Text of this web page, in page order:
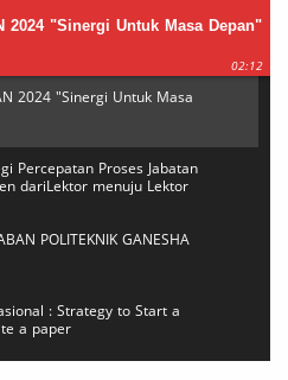
2024 "Sinergi Untuk Masa Depan"
02:12
2024 "Sinergi Untuk Masa
Percepatan Proses Jabatan
dariLektor menuju Lektor
POLITEKNIK GANESHA
: Strategy to Start a
a paper